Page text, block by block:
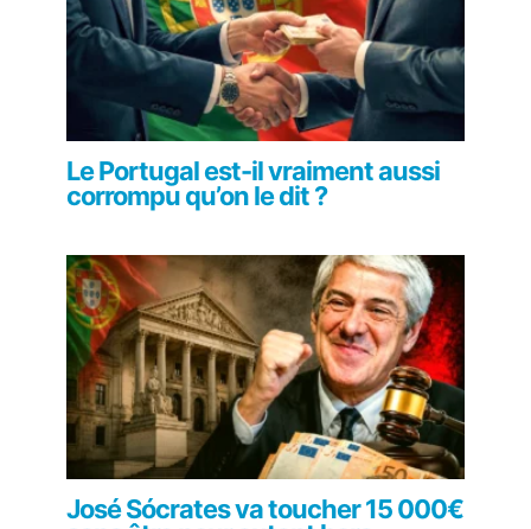
Le Portugal est-il vraiment aussi
corrompu qu’on le dit ?
José Sócrates va toucher 15 000€